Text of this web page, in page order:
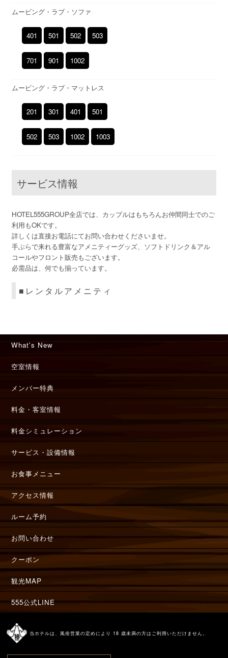
ムービング・ラブ・ソファ
401 501 502 503
701 901 1002
ムービング・ラブ・マットレス
201 301 401 501
502 503 1002 1003
サービス情報
HOTEL555GROUP全店では、カップルはもちろんお仲間同士でのご
利用もOKです。
詳しくは直接お電話にてお問い合わせくださいませ。
手ぶらで来れる豊富なアメニティーグッズ、ソフトドリンク＆アル
コールやフロント販売もございます。
必需品は、何でも揃っています。
■レンタルアメニティ
What's New
空室情報
メンバー特典
料金・客室情報
料金シミュレーション
サービス・設備情報
お食事メニュー
アクセス情報
ルーム予約
お問い合わせ
クーポン
観光MAP
555公式LINE
当ホテルは、風俗営業の定めにより 18 歳未満の方はご利用いただけません。